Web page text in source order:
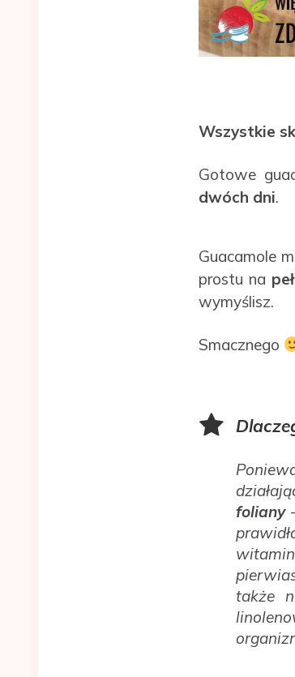
Wszystkie
Gotowe
dwóch dni.
Guacamole
prostu na
wymyślisz.
Smacznego
foliany
także